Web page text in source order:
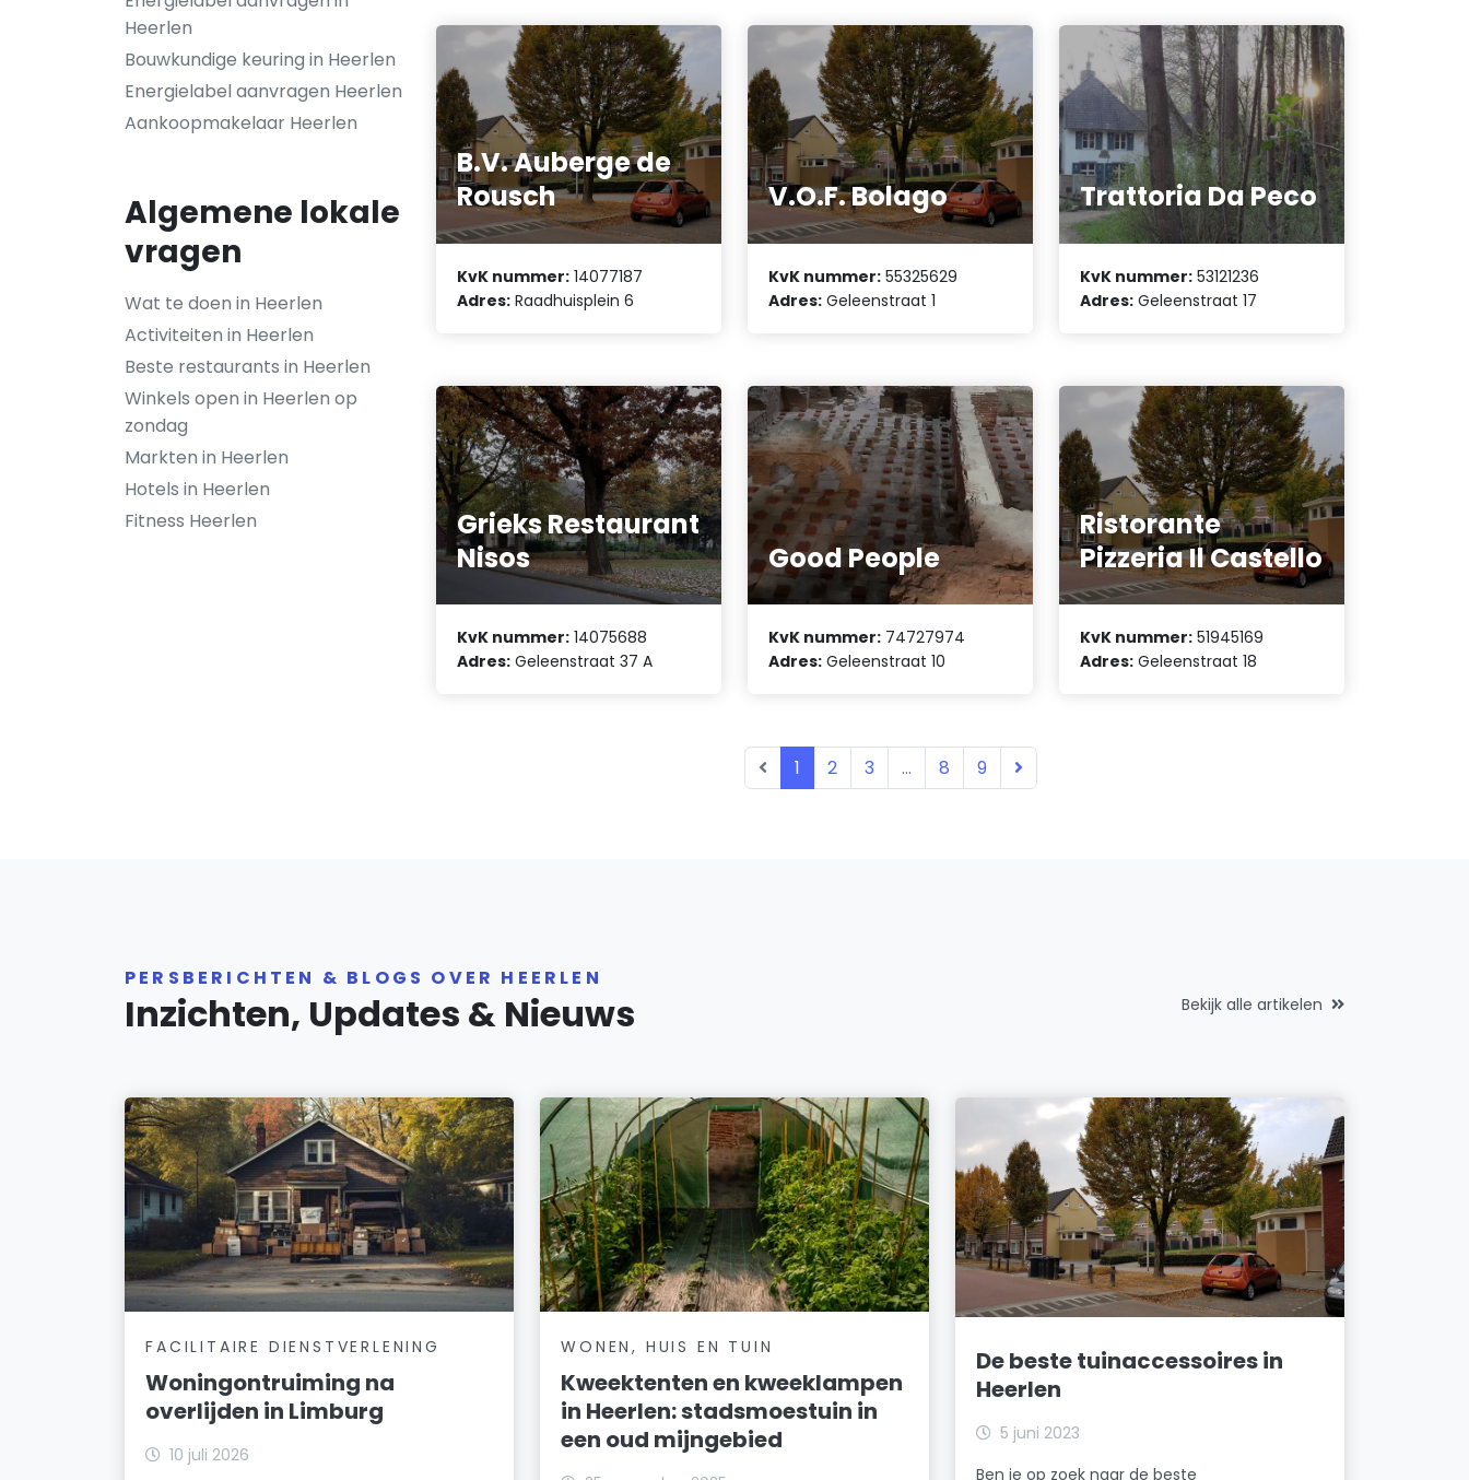
Heerlen
Bouwkundige keuring in Heerlen
Energielabel aanvragen Heerlen
Aankoopmakelaar Heerlen
Algemene lokale
vragen
Wat te doen in Heerlen
Activiteiten in Heerlen
Beste restaurants in Heerlen
Winkels open in Heerlen op
zondag
Markten in Heerlen
Hotels in Heerlen
Fitness Heerlen
B.V. Auberge de
Rousch
KvK nummer: 14077187
Adres: Raadhuisplein 6
V.O.F. Bolago
KvK nummer: 55325629
Adres: Geleenstraat 1
Trattoria Da Peco
KvK nummer: 53121236
Adres: Geleenstraat 17
Grieks Restaurant
Nisos
KvK nummer: 14075688
Adres: Geleenstraat 37 A
Good People
KvK nummer: 74727974
Adres: Geleenstraat 10
Ristorante
Pizzeria Il Castello
KvK nummer: 51945169
Adres: Geleenstraat 18
1 2 3 ... 8 9
PERSBERICHTEN & BLOGS OVER HEERLEN
Inzichten, Updates & Nieuws Bekijk alle artikelen
FACILITAIRE DIENSTVERLENING
Woningontruiming na
overlijden in Limburg
10 juli 2026
WONEN, HUIS EN TUIN
Kweektenten en kweeklampen
in Heerlen: stadsmoestuin in
een oud mijngebied
De beste tuinaccessoires in
Heerlen
5 juni 2023
Ben je op zoek naar de beste